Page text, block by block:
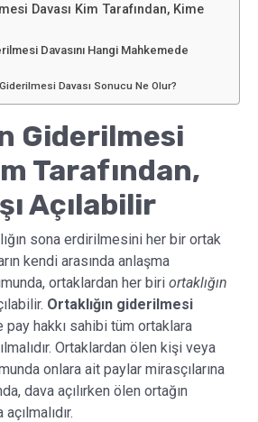
Davası Kim Tarafından, Kime
Davasını Hangi Mahkemede
Giderilmesi Davası Sonucu Ne Olur?
Giderilmesi
Tarafından,
Açılabilir
sona erdirilmesini her bir ortak
kendi arasında anlaşma
ortaklardan her biri ortaklığın
Ortaklığın giderilmesi
pay hakkı sahibi tüm ortaklara
Ortaklardan ölen kişi veya
onlara ait paylar mirasçılarına
dava açılırken ölen ortağın